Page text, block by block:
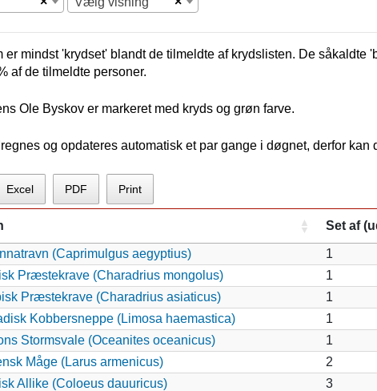
er mindst 'krydset' blandt de tilmeldte af krydslisten. De
af de tilmeldte personer.
Ole Byskov er markeret med kryds og grøn farve.
og opdateres automatisk et par gange i døgnet, derfor kan
Excel PDF Print
Set af
(Caprimulgus aegyptius)
1
Præstekrave (Charadrius mongolus)
1
Præstekrave (Charadrius asiaticus)
1
Kobbersneppe (Limosa haemastica)
1
Stormsvale (Oceanites oceanicus)
1
Måge (Larus armenicus)
2
Allike (Coloeus dauuricus)
3